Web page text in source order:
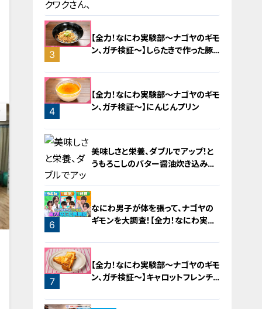
2
3
【全力！なにわ実験部～ナゴヤのギモ
ン、ガチ検証～】しらたきで作った豚
4
【全力！なにわ実験部～ナゴヤのギモ
ン、ガチ検証～】にんじんプリン
5
美味しさと栄養、ダブルでアップ！と
うもろこしのバター醤油炊き込みご
6
なにわ男子が体を張って、ナゴヤの
ギモンを大調査！【全力！なにわ実験
7
【全力！なにわ実験部～ナゴヤのギモ
ン、ガチ検証～】キャロットフレンチ